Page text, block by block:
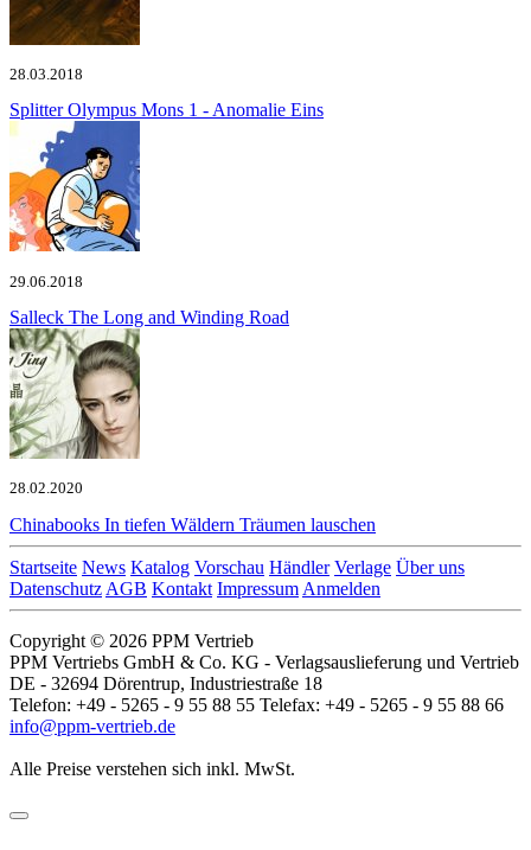
28.03.2018
SplitterOlympus Mons 1 - Anomalie Eins
29.06.2018
Salleck The Long and Winding Road
28.02.2020
Chinabooks In tiefen Wäldern Träumen lauschen
Startseite News Katalog Vorschau Händler Verlage Über uns
Datenschutz AGB Kontakt Impressum Anmelden
Copyright © 2026 PPM Vertrieb
PPM Vertriebs GmbH & Co. KG - Verlagsauslieferung und Vertrieb
DE - 32694 Dörentrup, Industriestraße 18
Telefon: +49 - 5265 - 9 55 88 55 Telefax: +49 - 5265 - 9 55 88 66
info@ppm-vertrieb.de
Alle Preise verstehen sich inkl. MwSt.